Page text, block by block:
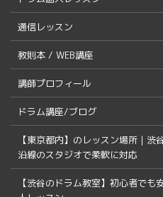
通信レッスン
教則本 / WEB講座
講師プロフィール
ドラム講座/ブログ
【東京都内】のレッスン場所｜
沿線のスタジオで柔軟に対応
【渋谷のドラム教室】初心者で